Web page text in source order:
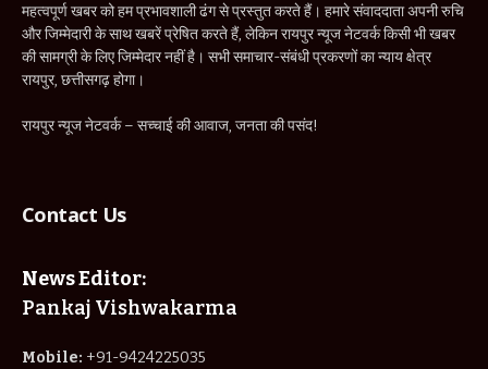
महत्वपूर्ण खबर को हम प्रभावशाली ढंग से प्रस्तुत करते हैं। हमारे संवाददाता अपनी रुचि
और जिम्मेदारी के साथ खबरें प्रेषित करते हैं, लेकिन रायपुर न्यूज नेटवर्क किसी भी खबर
की सामग्री के लिए जिम्मेदार नहीं है। सभी समाचार-संबंधी प्रकरणों का न्याय क्षेत्र
रायपुर, छत्तीसगढ़ होगा।
रायपुर न्यूज नेटवर्क – सच्चाई की आवाज, जनता की पसंद!
Contact Us
News Editor:
Pankaj Vishwakarma
Mobile: +91-9424225035